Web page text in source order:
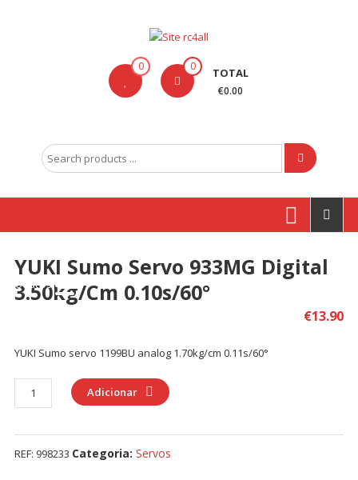
Produtos
Carson
outras
0 0 TOTAL
€0.00
Search
for:
YUKI Sumo Servo 933MG Digital
3.50kg/cm 0.10s/60°
€13.90
YUKI Sumo servo 1199BU analog 1.70kg/cm 0.11s/60°
Quantidade
de
servo
Adicionar
REF: 998233 Categoria: Servos